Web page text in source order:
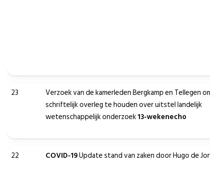
23
Verzoek van de kamerleden Bergkamp en Tellegen om
schriftelijk overleg te houden over uitstel landelijk
wetenschappelijk onderzoek13-wekenecho
22 COVID-19Update stand van zaken door Hugo de